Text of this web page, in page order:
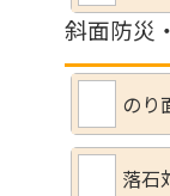
斜面防災
のり
落石